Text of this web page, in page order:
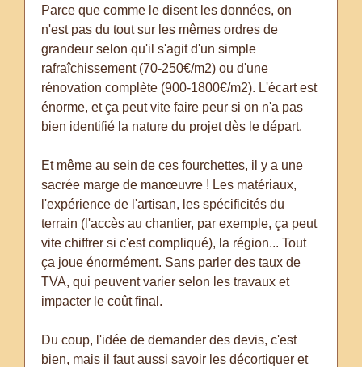
Parce que comme le disent les données, on
n'est pas du tout sur les mêmes ordres de
grandeur selon qu'il s'agit d'un simple
rafraîchissement (70-250€/m2) ou d'une
rénovation complète (900-1800€/m2). L'écart est
énorme, et ça peut vite faire peur si on n'a pas
bien identifié la nature du projet dès le départ.
Et même au sein de ces fourchettes, il y a une
sacrée marge de manœuvre ! Les matériaux,
l'expérience de l'artisan, les spécificités du
terrain (l'accès au chantier, par exemple, ça peut
vite chiffrer si c'est compliqué), la région... Tout
ça joue énormément. Sans parler des taux de
TVA, qui peuvent varier selon les travaux et
impacter le coût final.
Du coup, l'idée de demander des devis, c'est
bien, mais il faut aussi savoir les décortiquer et